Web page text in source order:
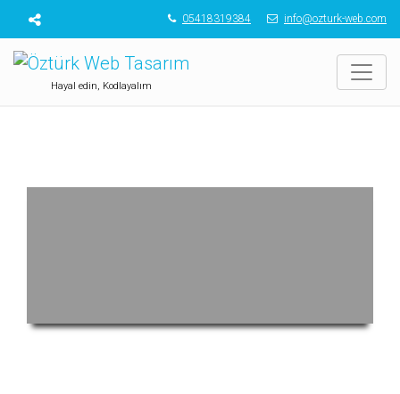
05418319384 info@ozturk-web.com
Hayal edin, Kodlayalım